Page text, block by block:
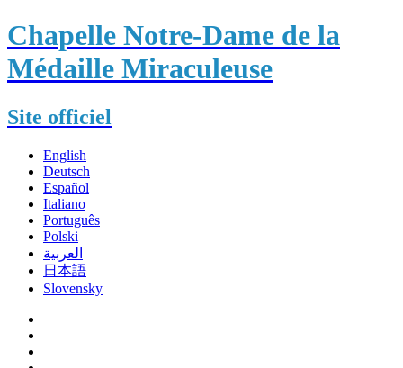
Chapelle Notre-Dame de la
Médaille Miraculeuse
Site officiel
English
Deutsch
Español
Italiano
Português
Polski
العربية
日本語
Slovensky